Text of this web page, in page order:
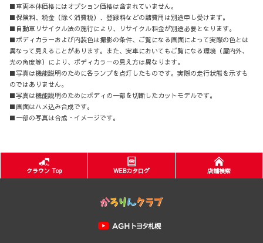
■車両本体価格にはオプション価格は含まれていません。
■保険料、税金（除く消費税）、登録料などの諸費用は別途申し受けます。
■自動車リサイクル法の施行により、リサイクル料金が別途必要となります。
■ボディカラーおよび内装色は撮影の条件、ご覧になる画面によって実際の色とは
異なって見えることがあります。また、実車においてもご覧になる環境（屋内外、
光の角度等）により、ボディカラーの見え方は異なります。
■写真は機能説明のために各ランプを点灯したものです。実際の走行状態を示すも
のではありません。
■写真は機能説明のためにボディの一部を切断したカットモデルです。
■画面はハメ込み合成です。
■一部の写真は合成・イメージです。
クラウン Top WEBカタログ 店舗検索